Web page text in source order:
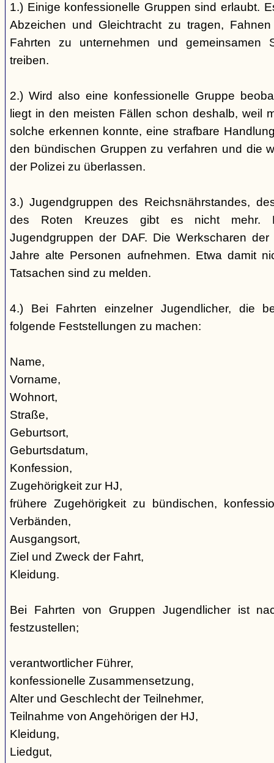
1.) Einige konfessionelle Gruppen sind erlaubt.
Abzeichen und Gleichtracht zu tragen,
Fahrten zu unternehmen und gemeinsamen
treiben.
2.) Wird also eine konfessionelle Gruppe
liegt in den meisten Fällen schon deshalb, weil
solche erkennen konnte, eine strafbare
den bündischen Gruppen zu verfahren und die
der Polizei zu überlassen.
3.) Jugendgruppen des Reichsnährstandes,
des Roten Kreuzes gibt es nicht mehr.
Jugendgruppen der DAF. Die Werkscharen
Jahre alte Personen aufnehmen. Etwa damit
Tatsachen sind zu melden.
4.) Bei Fahrten einzelner Jugendlicher, die
folgende Feststellungen zu machen:
Name,
Vorname,
Wohnort,
Straße,
Geburtsort,
Geburtsdatum,
Konfession,
Zugehörigkeit zur HJ,
frühere Zugehörigkeit zu bündischen,
Verbänden,
Ausgangsort,
Ziel und Zweck der Fahrt,
Kleidung.
Bei Fahrten von Gruppen Jugendlicher ist
festzustellen;
verantwortlicher Führer,
konfessionelle Zusammensetzung,
Alter und Geschlecht der Teilnehmer,
Teilnahme von Angehörigen der HJ,
Kleidung,
Liedgut,